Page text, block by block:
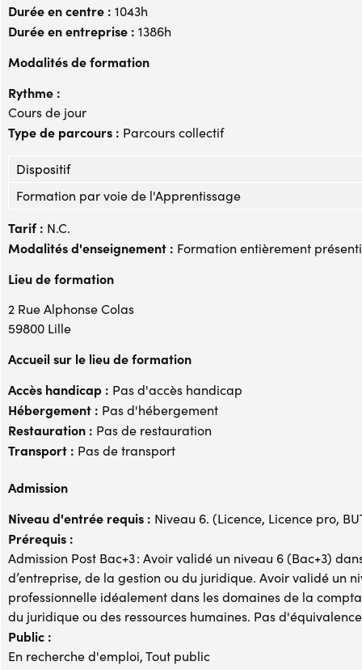
Durée en centre : 1043h
Durée en entreprise : 1386h
Modalités de formation
Rythme :
Cours de jour
Type de parcours : Parcours collectif
Dispositif
Formation par voie de l'Apprentissage
Tarif : N.C.
Modalités d'enseignement : Formation entièrement
Lieu de formation
2 Rue Alphonse Colas
59800 Lille
Accueil sur le lieu de formation
Accès handicap : Pas d'accès handicap
Hébergement : Pas d'hébergement
Restauration : Pas de restauration
Transport : Pas de transport
Admission
Niveau d'entrée requis : Niveau 6. (Licence, Licence pro,
Prérequis :
Admission Post Bac+3 : Avoir validé un niveau 6 (Bac+3)
d’entreprise, de la gestion ou du juridique. Avoir validé un
professionnelle idéalement dans les domaines de la
du juridique ou des ressources humaines. Pas
Public :
En recherche d'emploi, Tout public